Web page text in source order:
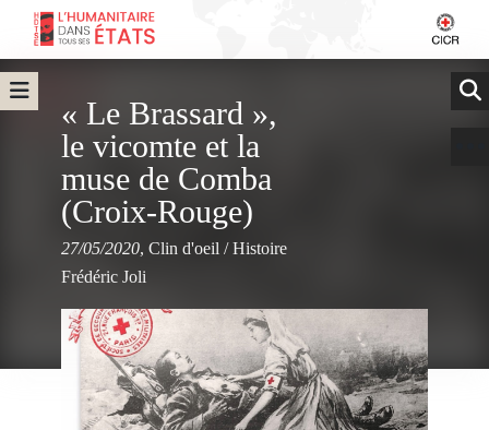
« Le Brassard »,
le vicomte et la
muse de Comba
(Croix-Rouge)
27/05/2020, Clin d'oeil /Histoire
Frédéric Joli